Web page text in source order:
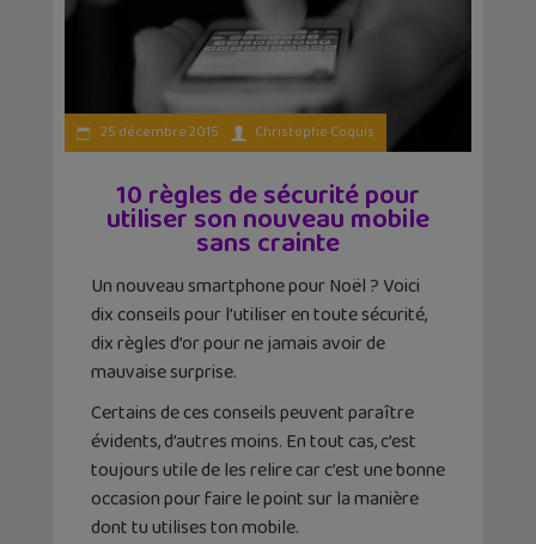
25 décembre 2015 Christophe Coquis
10 règles de sécurité pour
utiliser son nouveau mobile
sans crainte
Un nouveau smartphone pour Noël ? Voici
dix conseils pour l’utiliser en toute sécurité,
dix règles d’or pour ne jamais avoir de
mauvaise surprise.
Certains de ces conseils peuvent paraître
évidents, d’autres moins. En tout cas, c’est
toujours utile de les relire car c’est une bonne
occasion pour faire le point sur la manière
dont tu utilises ton mobile.